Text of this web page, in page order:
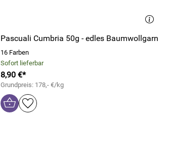
Pascuali Cumbria 50g - edles Baumwollgarn
16 Farben
Sofort lieferbar
8,90 €*
Grundpreis: 178,- €/kg